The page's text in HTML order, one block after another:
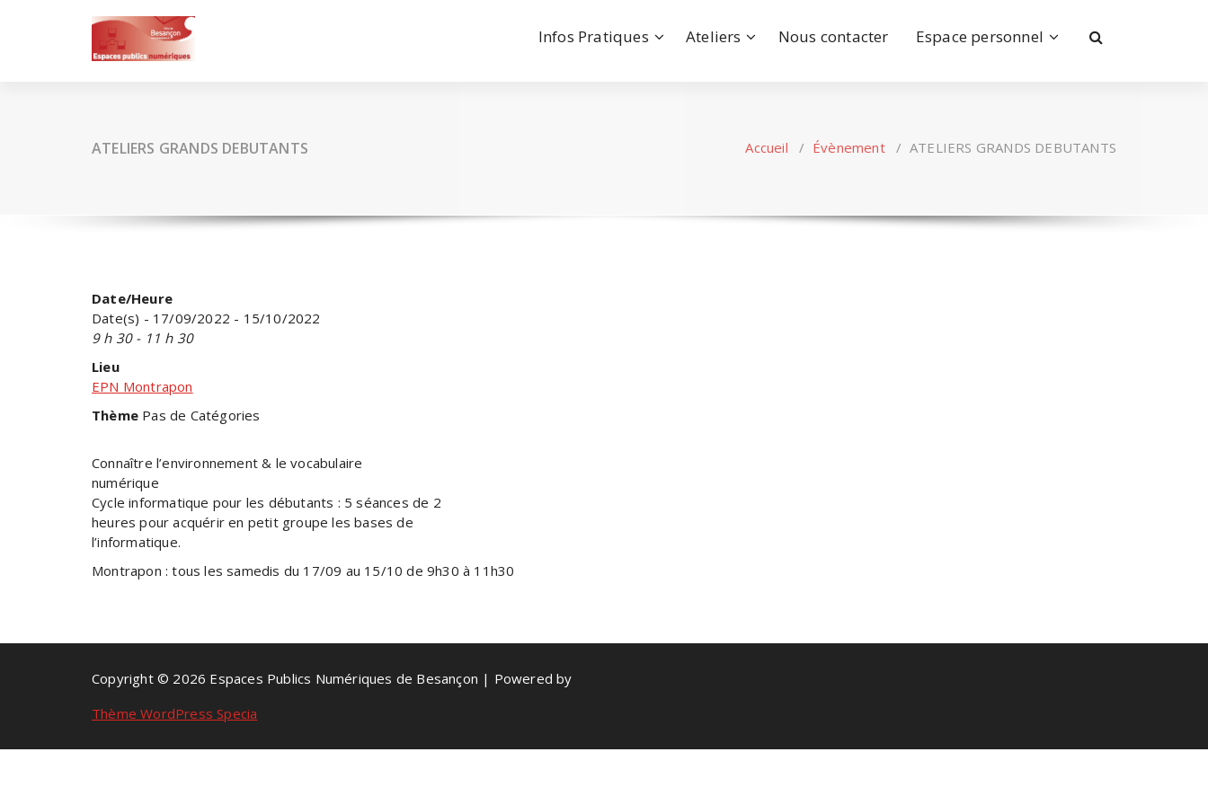
Infos Pratiques Ateliers Nous contacter Espace personnel
ATELIERS GRANDS DEBUTANTS Accueil / Évènement/ ATELIERS GRANDS DEBUTANTS
Date/Heure
Date(s) - 17/09/2022 - 15/10/2022
9 h 30 - 11 h 30
Lieu
EPN Montrapon
Thème Pas de Catégories
Connaître l’environnement & le vocabulaire
numérique
Cycle informatique pour les débutants : 5 séances de 2
heures pour acquérir en petit groupe les bases de
l’informatique.
Montrapon : tous les samedis du 17/09 au 15/10 de 9h30 à 11h30
Copyright © 2026 Espaces Publics Numériques de Besançon | Powered by
Thème WordPress Specia